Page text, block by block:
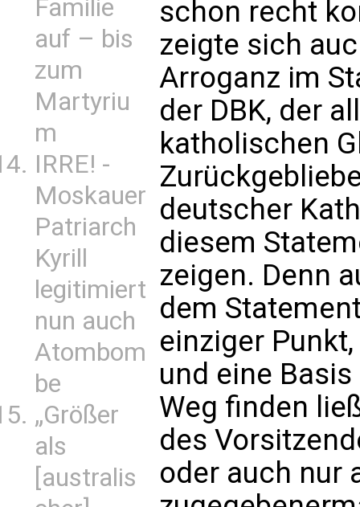
Familie
auf – bis
zum
Martyriu
m
IRRE! -
Moskauer
Patriarch
Kyrill
legitimiert
nun auch
Atombom
be
„Größer
als
[australis
schon recht
zeigte sich
Arroganz im
der DBK, der
katholischen
deutscher
diesem
zeigen. Denn
dem
einziger
und eine
Weg finden
des
oder auch nur